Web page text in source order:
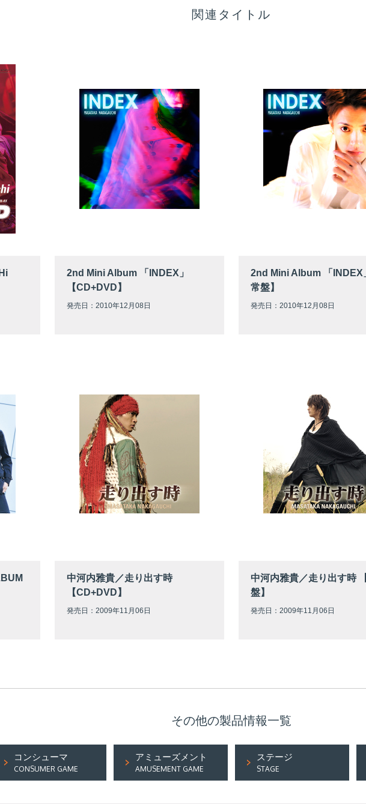
関連タイトル
2nd Mini Album 「INDEX」
【CD+DVD】
発売日：2010年12月08日
2nd Mini Album 「INDEX
常盤】
発売日：2010年12月08日
中河内雅貴／走り出す時
【CD+DVD】
発売日：2009年11月06日
中河内雅貴／走り出す時
盤】
発売日：2009年11月06日
その他の製品情報一覧
コンシューマ
CONSUMER GAME
アミューズメント
AMUSEMENT GAME
ステージ
STAGE